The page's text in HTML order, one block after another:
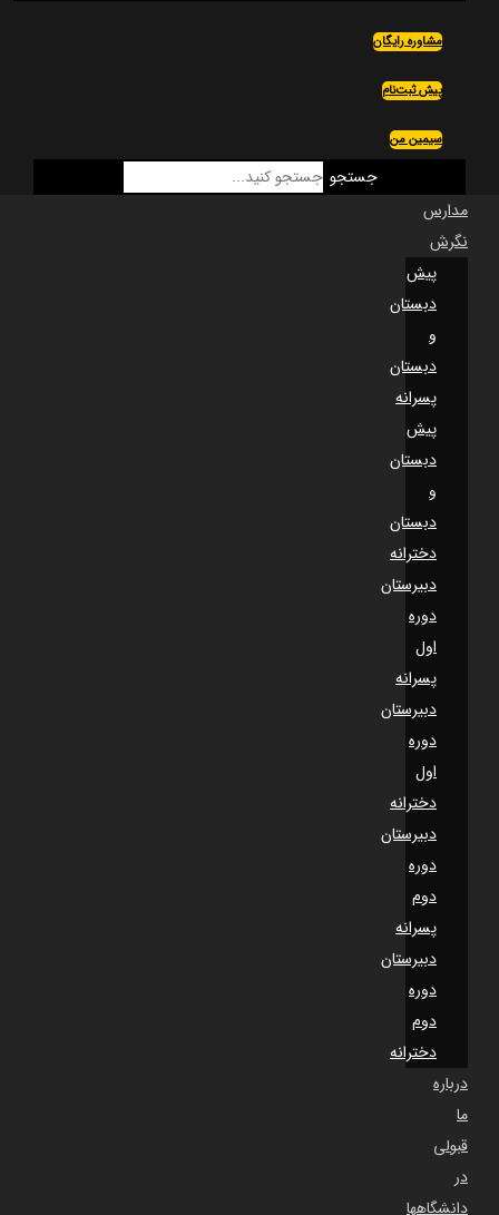
مشاوره رایگان
پیش ثبت‌نام
سیمین من
جستجو
مدارس
نگرش
پیش
دبستان
و
دبستان
پسرانه
پیش
دبستان
و
دبستان
دخترانه
دبیرستان
دوره
اول
پسرانه
دبیرستان
دوره
اول
دخترانه
دبیرستان
دوره
دوم
پسرانه
دبیرستان
دوره
دوم
دخترانه
درباره
ما
قبولی
در
دانشگاهها